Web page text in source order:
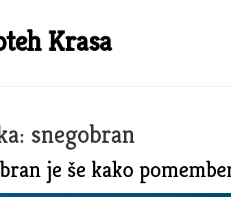
Krasa
snegobran
je še kako